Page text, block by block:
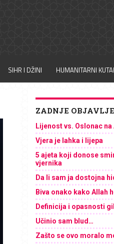
SIHR I DŽINI HUMANITARNI
ZADNJE
Lijenost vs. Oslonac na
Vjera je lahka i lijepa
5 ajeta koji donose
vjernika
Da li sam ja dostojna
Biva onako kako Allah
Definicija i opasnosti
Učinio sam blud…
Zašto se ovo moralo